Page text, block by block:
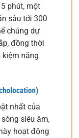
phút, một
sâu tới 300
chúng dự
đồng thời
năng
nhất của
siêu âm,
hoạt động